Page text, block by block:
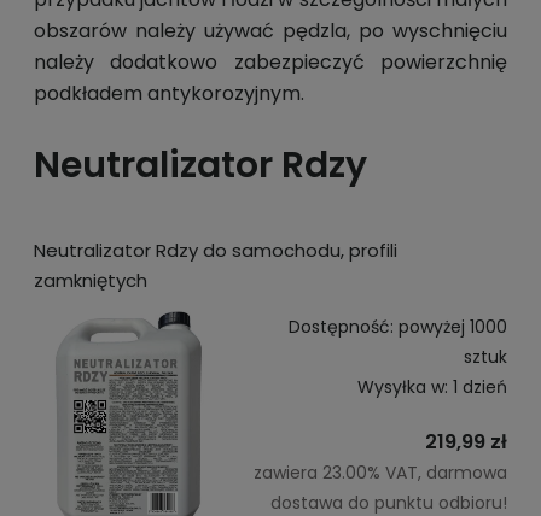
obszarów należy używać pędzla, po wyschnięciu
należy dodatkowo zabezpieczyć powierzchnię
podkładem antykorozyjnym.
Neutralizator Rdzy
Neutralizator Rdzy do samochodu, profili
zamkniętych
Dostępność: powyżej 1000
sztuk
Wysyłka w: 1 dzień
219,99 zł
zawiera 23.00% VAT, darmowa
dostawa do punktu odbioru!